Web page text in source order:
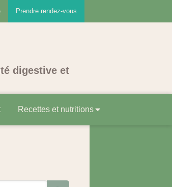
Prendre rendez-vous
digestive et
Recettes et nutritions